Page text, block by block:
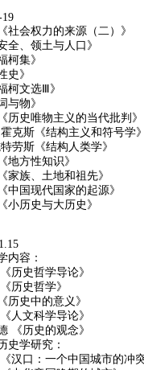
19
社会权力的来源（二）》
全、领土与人口》
柯集》
史》
柯文选Ⅲ》
与物》
历史唯物主义的当代批判》
霍克斯《结构主义和符号学
劳斯《结构人类学》
地方性知识》
家族、土地和祖先》
中国现代国家的起源》
小历史与大历史》
内容：
《 历史哲学导论》
《 历史哲学》
历史中的意义》
《 人文科学导论》
《 历史的观念》
史学研究：
《汉口：一个中国城市的冲